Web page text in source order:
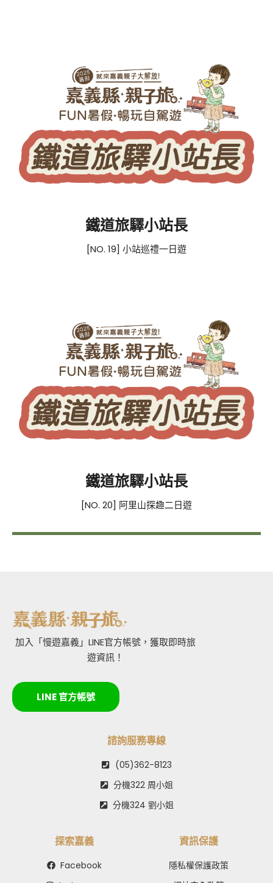
鐵道旅驛小站長
[NO. 19] 小站巡禮一日遊
鐵道旅驛小站長
[NO. 20] 阿里山探趣二日遊
加入「慢遊嘉義」LINE官方帳號，獲取即時旅
遊資訊！
LINE 官方帳號
諮詢服務專線
(05)362-8123
分機322 周小姐
分機324 劉小姐
探索嘉義
Facebook
資訊保護
隱私權保護政策